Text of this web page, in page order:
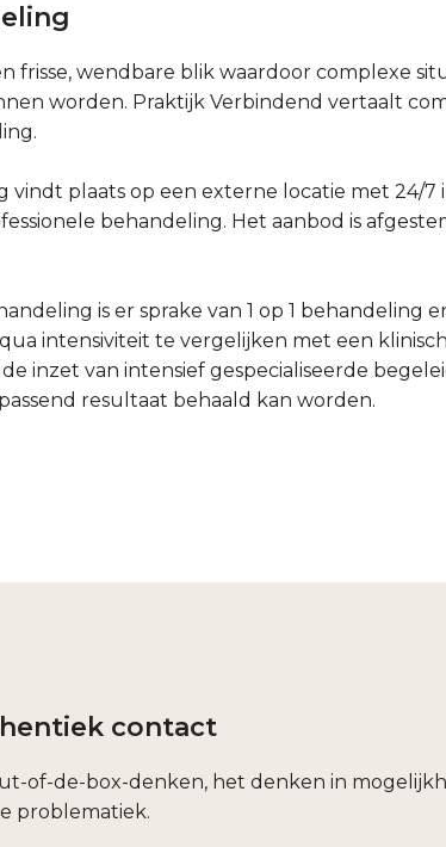
frisse, wendbare blik waardoor complexe
worden. Praktijk Verbindend vertaalt
vindt plaats op een externe locatie met 24/7
behandeling. Het aanbod is
is er sprake van 1 op 1 behandeling
intensiviteit te vergelijken met een
inzet van intensief gespecialiseerde
resultaat behaald kan worden.
contact
of-de-box-denken, het denken in
problematiek.